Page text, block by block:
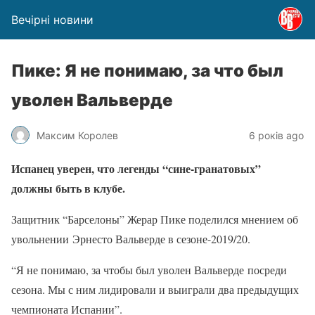
Вечірні новини
Пике: Я не понимаю, за что был
уволен Вальверде
Максим Королев 6 років ago
Испанец уверен, что легенды “сине-гранатовых”
должны быть в клубе.
Защитник “Барселоны” Жерар Пике поделился мнением об
увольнении Эрнесто Вальверде в сезоне-2019/20.
“Я не понимаю, за чтобы был уволен Вальверде посреди
сезона. Мы с ним лидировали и выиграли два предыдущих
чемпионата Испании”.